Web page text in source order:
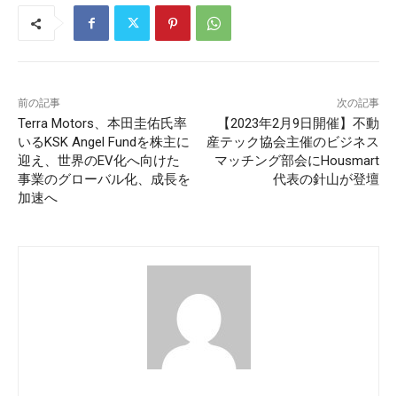
前の記事
Terra Motors、本田圭佑氏率
いるKSK Angel Fundを株主に
迎え、世界のEV化へ向けた
事業のグローバル化、成長を
加速へ
次の記事
【2023年2月9日開催】不動
産テック協会主催のビジネス
マッチング部会にHousmart
代表の針山が登壇